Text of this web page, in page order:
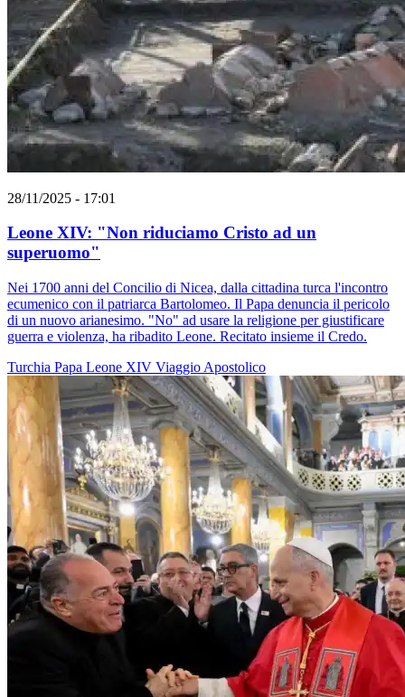
28/11/2025 - 17:01
Leone XIV: "Non riduciamo Cristo ad un
superuomo"
Nei 1700 anni del Concilio di Nicea, dalla cittadina turca l'incontro
ecumenico con il patriarca Bartolomeo. Il Papa denuncia il pericolo
di un nuovo arianesimo. "No" ad usare la religione per giustificare
guerra e violenza, ha ribadito Leone. Recitato insieme il Credo.
Turchia Papa Leone XIV Viaggio Apostolico